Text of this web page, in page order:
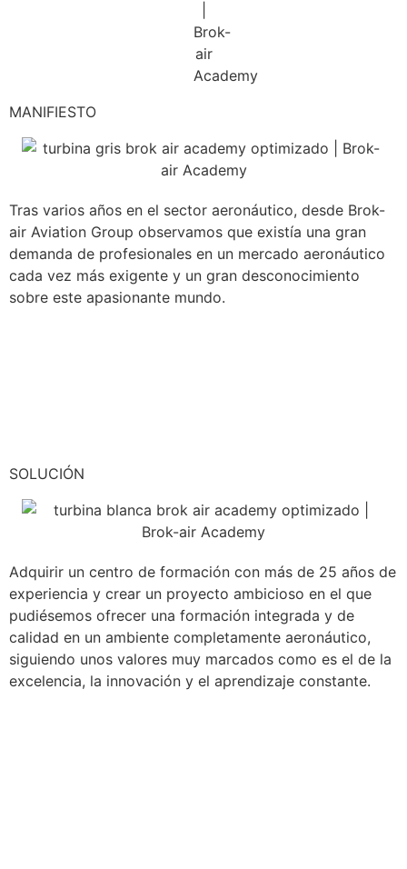
MANIFIESTO
Tras varios años en el sector aeronáutico, desde Brok-
air Aviation Group observamos que existía una gran
demanda de profesionales en un mercado aeronáutico
cada vez más exigente y un gran desconocimiento
sobre este apasionante mundo.
SOLUCIÓN
Adquirir un centro de formación con más de 25 años de
experiencia y crear un proyecto ambicioso en el que
pudiésemos ofrecer una formación integrada y de
calidad en un ambiente completamente aeronáutico,
siguiendo unos valores muy marcados como es el de la
excelencia, la innovación y el aprendizaje constante.